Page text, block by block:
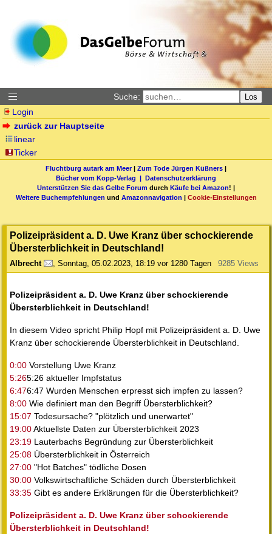
Suche: Los
Login
zurück zur Hauptseite
linear
Ticker
Fluchtburg autark am Meer| Zum Tode Jürgen Küßners |
Bücher vom Kopp-Verlag | Datenschutzerklärung
Unterstützen Sie das Gelbe Forum durch Käufe bei Amazon! |
Weitere Buchempfehlungen und Amazonnavigation | Cookie-Einstellungen
Polizeipräsident a. D. Uwe Kranz über schockierende
Übersterblichkeit in Deutschland!
Albrecht , Sonntag, 05.02.2023, 18:19 vor 1280 Tagen 9285 Views
Polizeipräsident a. D. Uwe Kranz über schockierende
Übersterblichkeit in Deutschland!
In diesem Video spricht Philip Hopf mit Polizeipräsident a. D. Uwe
Kranz über schockierende Übersterblichkeit in Deutschland.
0:00 Vorstellung Uwe Kranz
5:265:26 aktueller Impfstatus
6:476:47 Wurden Menschen erpresst sich impfen zu lassen?
8:00 Wie definiert man den Begriff Übersterblichkeit?
15:07 Todesursache? "plötzlich und unerwartet"
19:00Aktuellste Daten zur Übersterblichkeit 2023
23:19 Lauterbachs Begründung zur Übersterblichkeit
25:08 Übersterblichkeit in Österreich
27:00 "Hot Batches" tödliche Dosen
30:00 Volkswirtschaftliche Schäden durch Übersterblichkeit
33:35 Gibt es andere Erklärungen für die Übersterblichkeit?
Polizeipräsident a. D. Uwe Kranz über schockierende
Übersterblichkeit in Deutschland!